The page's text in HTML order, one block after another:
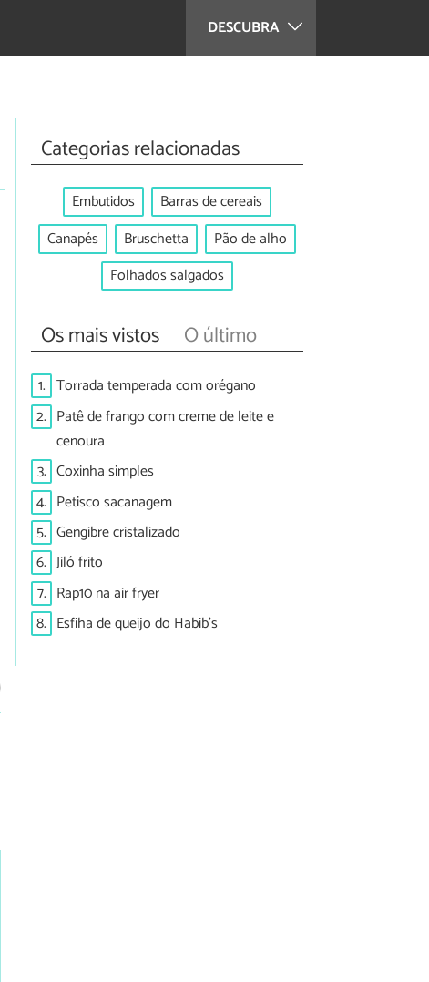
DESCUBRA
Categorias relacionadas
Embutidos
Barras de cereais
Canapés
Bruschetta
Pão de alho
Folhados salgados
Os mais vistos O último
1. Torrada temperada com orégano
2. Patê de frango com creme de leite e
cenoura
3. Coxinha simples
4. Petisco sacanagem
5. Gengibre cristalizado
6. Jiló frito
7. Rap10 na air fryer
8. Esfiha de queijo do Habib's